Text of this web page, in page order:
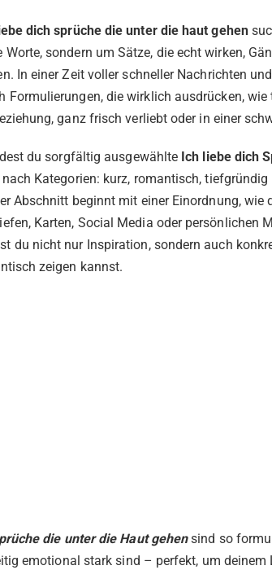
dich sprüche die unter die haut gehen
sondern um Sätze, die echt wirken,
In einer Zeit voller schneller Nachrichten
Formulierungen, die wirklich ausdrücken,
ganz frisch verliebt oder in einer
du sorgfältig ausgewählte Ich liebe dich
Kategorien: kurz, romantisch,
Abschnitt beginnt mit einer Einordnung, wie
Karten, Social Media oder persönlichen
du nicht nur Inspiration, sondern auch
zeigen kannst.
die unter die Haut gehensind so
emotional stark sind – perfekt, um deinem